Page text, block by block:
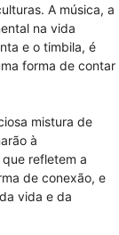
A música, a
na vida
e o timbila, é
forma de contar
mistura de
à
refletem a
de conexão, e
vida e da